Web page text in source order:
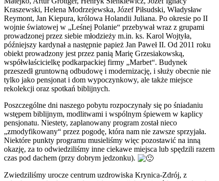
Kraszewski, Helena Modrzejewska, Józef Piłsudski, Władysław
Reymont, Jan Kiepura, królowa Holandii Juliana. Po okresie po II
wojnie światowej w „Leśnej Polanie“ przebywał wraz z grupami
prowadzonej przez siebie młodzieży m.in. ks. Karol Wojtyła,
późniejszy kardynał a następnie papież Jan Paweł II. Od 2011 roku
obiekt prowadzony jest przez panią Marię Grzesiakowską,
współwłaścicielkę podkarpackiej firmy „Marbet“. Budynek
przeszedł gruntowną odbudowę i modernizację, i służy obecnie nie
tylko jako pensjonat i dom wypoczynkowy, ale także miejsce
rekolekcji oraz spotkań biblijnych.
Poszczególne dni naszego pobytu rozpoczynały się po śniadaniu
wstępem biblijnym, modlitwami i wspólnym śpiewem w kaplicy
pensjonatu. Niestety, zaplanowany program został nieco
„zmodyfikowany“ przez pogodę, która nam nie zawsze sprzyjała.
Niektóre punkty programu musieliśmy więc pozostawić na inną
okazję, za to odwiedziliśmy inne ciekawe miejsca lub spędzili razem
czas pod dachem (przy dobrym jedzonku).
Zwiedziliśmy urocze centrum uzdrowiska Krynica-Zdrój, z